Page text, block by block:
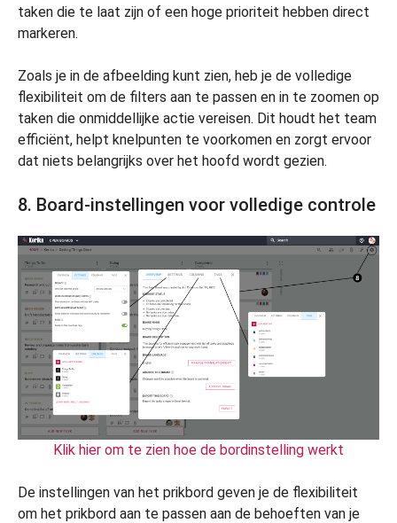
taken die te laat zijn of een hoge prioriteit hebben direct
markeren.
Zoals je in de afbeelding kunt zien, heb je de volledige
flexibiliteit om de filters aan te passen en in te zoomen op
taken die onmiddellijke actie vereisen. Dit houdt het team
efficiënt, helpt knelpunten te voorkomen en zorgt ervoor
dat niets belangrijks over het hoofd wordt gezien.
8. Board-instellingen voor volledige controle
Klik hier om te zien hoe de bordinstelling werkt
De instellingen van het prikbord geven je de flexibiliteit
om het prikbord aan te passen aan de behoeften van je